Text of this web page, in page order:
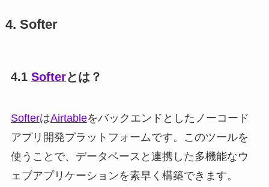
4. Softer
4.1 Softerとは？
SofterはAirtableをバックエンドとしたノーコード
アプリ開発プラットフォームです。このツールを
使うことで、データベースと連携した多機能なウ
ェブアプリケーションを素早く構築できます。